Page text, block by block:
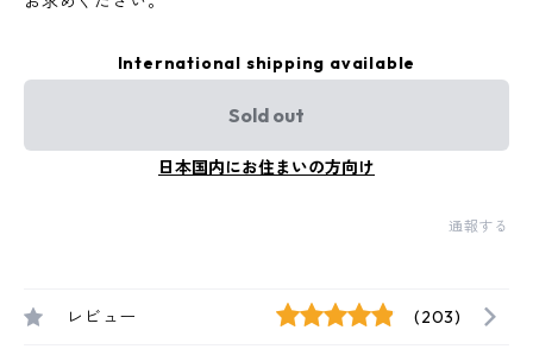
International shipping available
Sold out
日本国内にお住まいの方向け
通報する
レビュー (203)